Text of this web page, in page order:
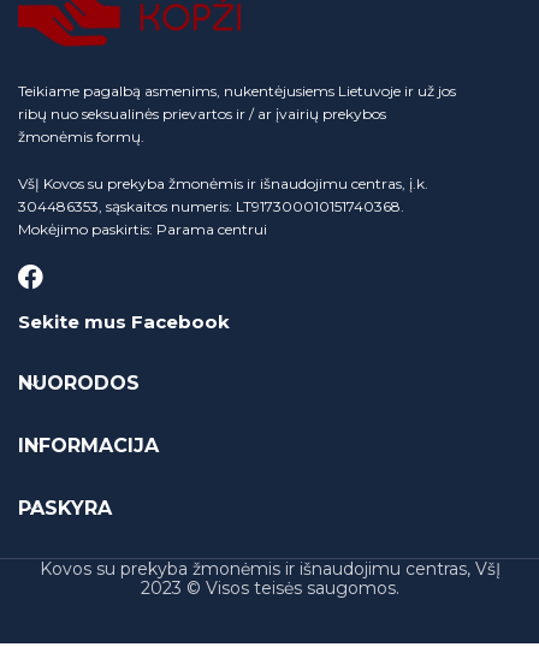
Teikiame pagalbą asmenims, nukentėjusiems Lietuvoje ir už jos
ribų nuo seksualinės prievartos ir / ar įvairių prekybos
žmonėmis formų.
VšĮ Kovos su prekyba žmonėmis ir išnaudojimu centras, į.k.
304486353, sąskaitos numeris: LT917300010151740368.
Mokėjimo paskirtis: Parama centrui
Sekite mus Facebook
NUORODOS
INFORMACIJA
PASKYRA
Kovos su prekyba žmonėmis ir išnaudojimu centras, VšĮ
2023 © Visos teisės saugomos.